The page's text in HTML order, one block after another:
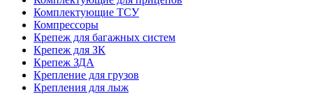
Комплектующие ТСУ
Компрессоры
Крепеж для багажных систем
Крепеж для ЗК
Крепеж ЗДА
Крепление для грузов
Крепления для лыж